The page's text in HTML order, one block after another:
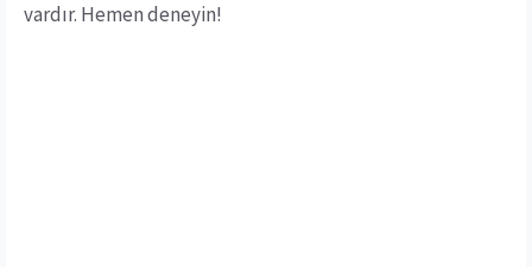
vardır. Hemen deneyin!